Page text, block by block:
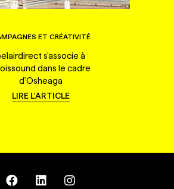
ET CRÉATIVITÉ
s'associe à
dans le cadre
d'Osheaga
LIRE L'ARTICLE